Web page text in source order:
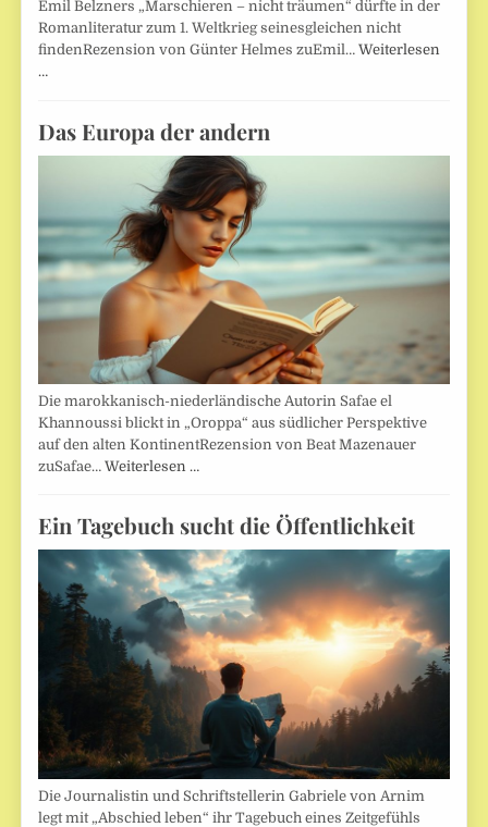
Emil Belzners „Marschieren – nicht träumen“ dürfte in der
Romanliteratur zum 1. Weltkrieg seinesgleichen nicht
findenRezension von Günter Helmes zuEmil…Weiterlesen
…
Das Europa der andern
Die marokkanisch-niederländische Autorin Safae el
Khannoussi blickt in „Oroppa“ aus südlicher Perspektive
auf den alten KontinentRezension von Beat Mazenauer
zuSafae…Weiterlesen …
Ein Tagebuch sucht die Öffentlichkeit
Die Journalistin und Schriftstellerin Gabriele von Arnim
legt mit „Abschied leben“ ihr Tagebuch eines Zeitgefühls